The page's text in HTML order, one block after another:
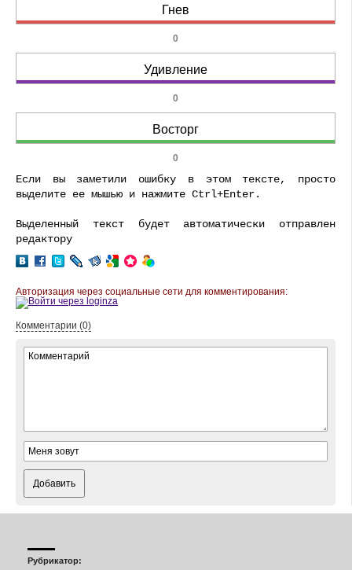
Гнев
0
Удивление
0
Восторг
0
Если вы заметили ошибку в этом тексте, просто
выделите ее мышью и нажмите Ctrl+Enter.
Выделенный текст будет автоматически отправлен
редактору
Авторизация через социальные сети для комментирования:
Комментарии (0)
Добавить
Рубрикатор: